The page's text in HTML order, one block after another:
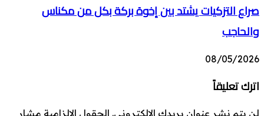
صراع التزكيات يشتد بين إخوة بركة بكل من مكناس
والحاجب
08/05/2026
اترك تعليقاً
لن يتم نشر عنوان بريدك الإلكتروني. الحقول الإلزامية مشار